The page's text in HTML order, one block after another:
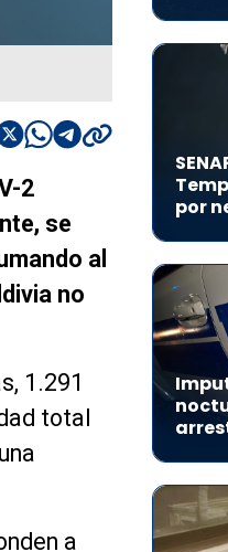
2
se
al
no
1.291
total
a
por